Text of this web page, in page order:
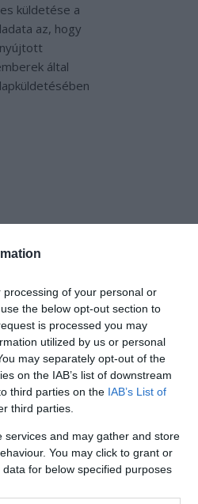
of your personal or
the below opt-out section to
is processed you may
utilized by us or personal
may separately opt-out of the
on the IAB’s list of downstream
third parties on the IAB’s List of
third parties.
services and may gather and store
You may click to grant or
for below specified purposes
küldetése a
az, hogy
által
Hete
és